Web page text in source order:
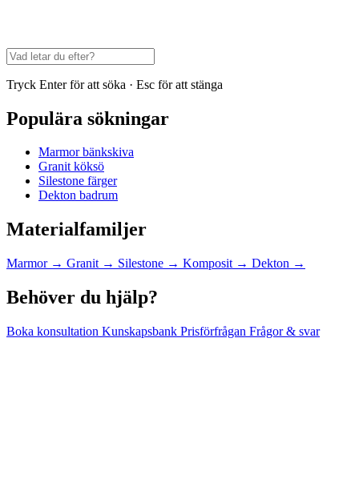
Tryck Enter för att söka · Esc för att stänga
Populära sökningar
Marmor bänkskiva
Granit köksö
Silestone färger
Dekton badrum
Materialfamiljer
Marmor → Granit → Silestone → Komposit → Dekton →
Behöver du hjälp?
Boka konsultation Kunskapsbank Prisförfrågan Frågor & svar